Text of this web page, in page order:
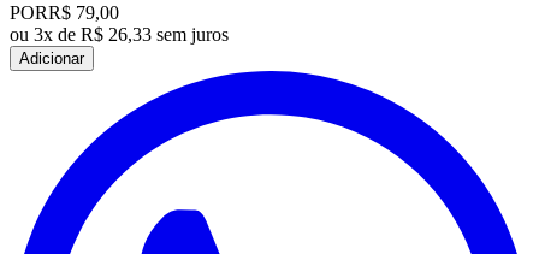
PORR$ 79,00
ou 3x de R$ 26,33 sem juros
Adicionar